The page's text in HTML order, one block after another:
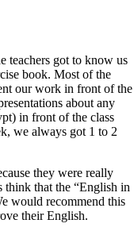
teachers got to know us
book. Most of the
our work in front of the
about any
in front of the class
we always got 1 to 2
they were really
think that the “English in
would recommend this
their English.